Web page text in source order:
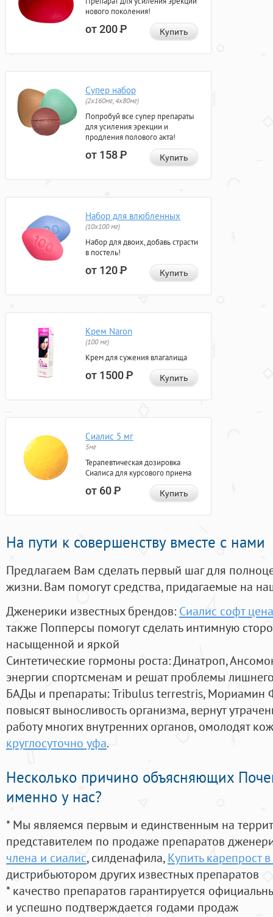
нового поколения!
от 200Р Купить
Супер набор
(2х160мг, 4х80мг)
Попробуй все супер препараты
для усиления эрекции и
продления полового акта!
от 158Р Купить
Набор для влюбленных
(10х100 мг)
Набор для двоих, добавь страсти
в постель!
от 120Р Купить
Крем Naron
(100 мг)
Крем для сужения влагалища
от 1500Р Купить
Сиалис 5 мг
5мг
Терапевтическая дозировка
Сиалиса для курсового приема
от 60Р Купить
На пути к совершенству вместе с нами
Предлагаем Вам сделать первый шаг для
жизни. Вам помогут средства, придагаемые на
Дженерики известных брендов: Сиалис софт
также Попперсы помогут сделать интимную
насыщенной и яркой
Синтетические гормоны роста: Динатроп,
энергии спортсменам и решат проблемы
БАДы и препараты:Tribulus terrestris, Мориамин
повысят выносливость организма, вернут
работу многих внутренних органов, омолодят
круглосуточно уфа.
Несколько причино объясняющих
именно у нас?
* Мы являемся первым и единственным на
представителем по продаже препаратов
члена и сиалис, силденафила, Купить карепрост
дистрибьютором других известных препаратов
* качество препаратов гарантируется
и успешно подтверждается годами продаж